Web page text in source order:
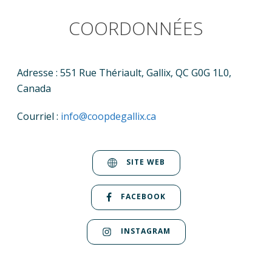
COORDONNÉES
Adresse : 551 Rue Thériault, Gallix, QC G0G 1L0,
Canada
Courriel : info@coopdegallix.ca
SITE WEB
FACEBOOK
INSTAGRAM